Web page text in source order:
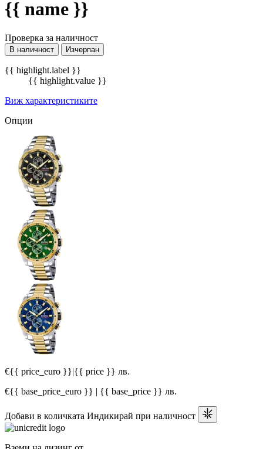
{{ name }}
Проверка за наличност
В наличност Изчерпан
{{ highlight.label }}
{{ highlight.value }}
Виж характеристиките
Опции
€{{ price_euro }}|{{ price }} лв.
€{{ base_price_euro }} | {{ base_price }} лв.
Добави в количката Индикирай при наличност